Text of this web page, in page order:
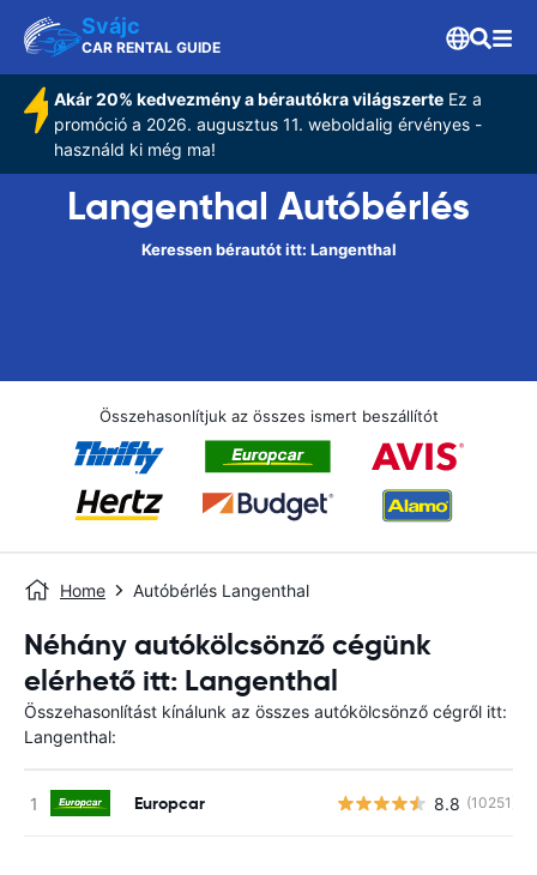
Svájc
CAR RENTAL GUIDE
Akár 20% kedvezmény a bérautókra világszerteEz a
promóció a 2026. augusztus 11. weboldalig érvényes -
használd ki még ma!
Langenthal Autóbérlés
Keressen bérautót itt: Langenthal
Összehasonlítjuk az összes ismert beszállítót
Home Autóbérlés Langenthal
Néhány autókölcsönző cégünk
elérhető itt: Langenthal
Összehasonlítást kínálunk az összes autókölcsönző cégről itt:
Langenthal:
Europcar 8.8 (10251)